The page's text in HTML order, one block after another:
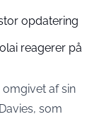
opdatering
reagerer på
omgivet af sin
som